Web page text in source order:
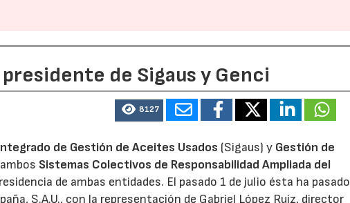
de Sigaus y Genci
8127
de Gestión de Aceites Usados (Sigaus) y Gestión de
Sistemas Colectivos de Responsabilidad Ampliada del
de ambas entidades. El pasado 1 de julio ésta ha pasado
S.A.U., con la representación de Gabriel López Ruiz, director